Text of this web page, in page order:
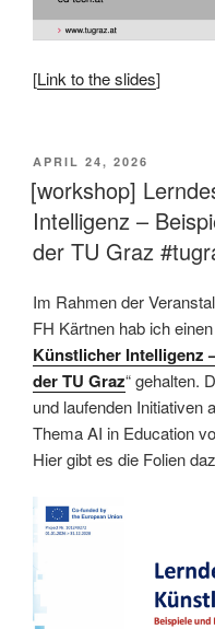
[Link to the slides]
VERÖFFENTLICHT
AM
APRIL 24, 2026
[workshop]
Intelligenz –
der TU Graz
Im Rahmen der
FH Kärtnen hab ich
Künstlicher Intelligenz
der TU Graz“ gehalten.
und laufenden Initiativen
Thema AI in Education
Hier gibt es die Folien